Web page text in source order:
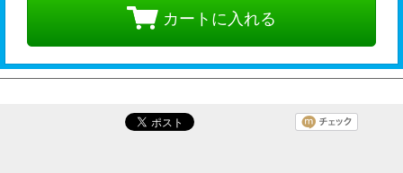
カートに入れる